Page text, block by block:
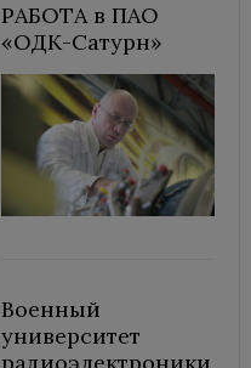
РАБОТА в ПАО
«ОДК-Сатурн»
Военный
университет